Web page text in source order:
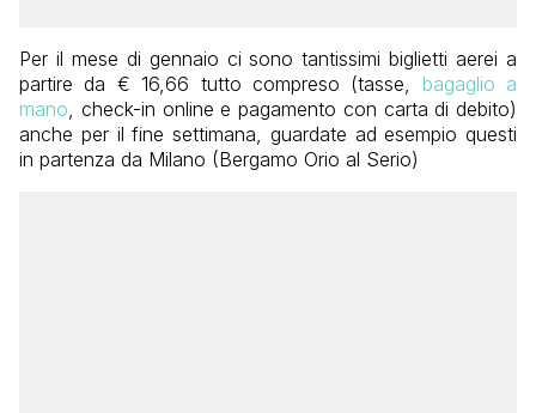
Per il mese di gennaio ci sono tantissimi biglietti aerei a
partire da € 16,66 tutto compreso (tasse, bagaglio a
mano, check-in online e pagamento con carta di debito)
anche per il fine settimana, guardate ad esempio questi
in partenza da Milano (Bergamo Orio al Serio)